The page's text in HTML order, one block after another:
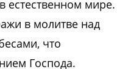
естественном мире.
в молитве над
что
Господа.